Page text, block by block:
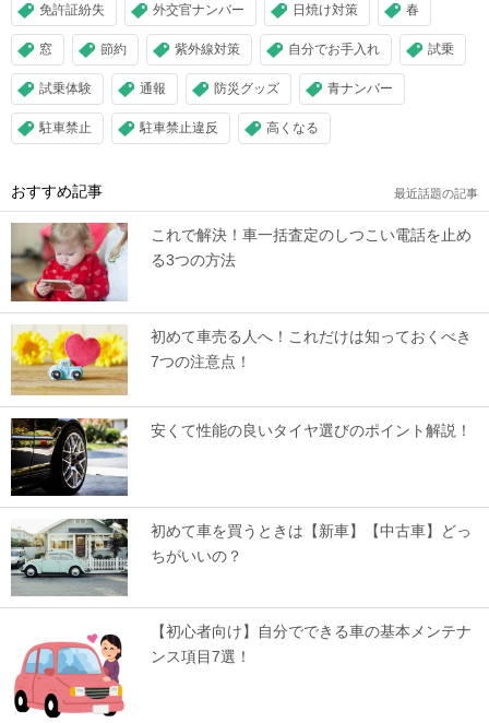
免許証紛失 外交官ナンバー 日焼け対策 春
窓 節約 紫外線対策 自分でお手入れ 試乗
試乗体験 通報 防災グッズ 青ナンバー
駐車禁止 駐車禁止違反 高くなる
おすすめ記事 最近話題の記事
これで解決！車一括査定のしつこい電話を止め
る3つの方法
初めて車売る人へ！これだけは知っておくべき
7つの注意点！
安くて性能の良いタイヤ選びのポイント解説！
初めて車を買うときは【新車】【中古車】どっ
ちがいいの？
【初心者向け】自分でできる車の基本メンテナ
ンス項目7選！